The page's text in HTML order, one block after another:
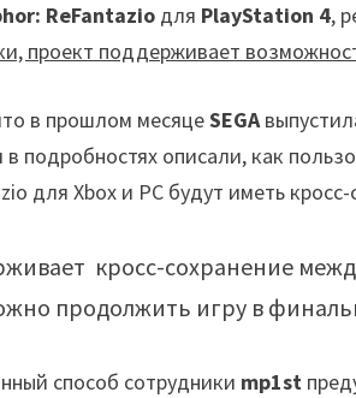
ReFantazio для PlayStation 4,
проект поддерживает
в прошлом месяцеSEGA
подробностях описали, как
для Xbox и PC будут иметь
кросс-сохранение
продолжить игру в
способ сотрудники mp1st